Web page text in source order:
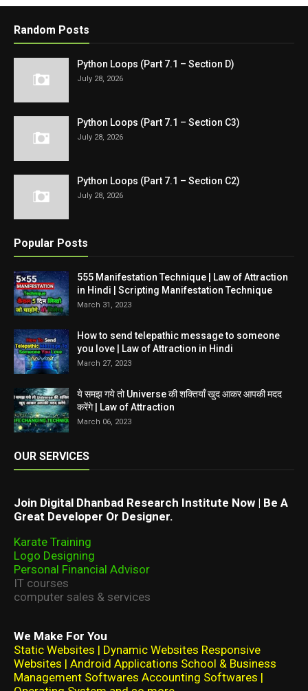
Random Posts
Python Loops (Part 7.1 – Section D)
July 28, 2026
Python Loops (Part 7.1 – Section C3)
July 28, 2026
Python Loops (Part 7.1 – Section C2)
July 28, 2026
Popular Posts
555 Manifestation Technique | Law of Attraction
in Hindi | Scripting Manifestation Technique
March 31, 2023
How to send telepathic message to someone
you love | Law of Attraction in Hindi
March 27, 2023
ये समझ गये तो Universe की शक्तियाँ खुद आकर आपकी मदद
करेंगे | Law of Attraction
March 06, 2023
OUR SERVICES
Join Digital Dhanbad Research Institute Now | Be A
Great Developer Or Designer.
Karate Training
Logo Designing
Personal Financial Advisor
IT courses
computer sales & services
We Make For You
Static Websites | Dynamic Websites Responsive
Websites | Android Applications School & Business
Management Softwares Accounting Softwares |